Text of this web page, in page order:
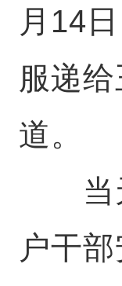
月14
服递
道。
当天
户干